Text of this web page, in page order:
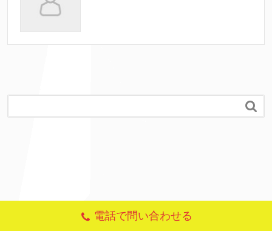

電話で問い合わせる